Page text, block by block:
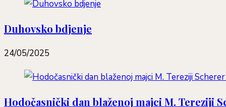
Duhovsko bdjenje
24/05/2025
Hodočasnički dan blaženoj majci M. Tereziji